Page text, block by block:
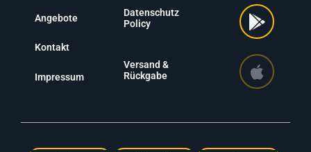
Angebote
Kontakt
Impressum
Datenschutz
Policy
Versand &
Rückgabe